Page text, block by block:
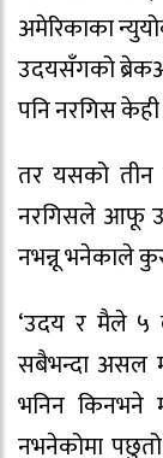
अमेरिकाका
उदयसँगको
पनि नरगिस केही
तर यसको तीन
नरगिसले आफू
नभन्नू भनेकाले
‘उदय र मैले ५
सबैभन्दा असल
भनिन किनभने
नभनेकोमा